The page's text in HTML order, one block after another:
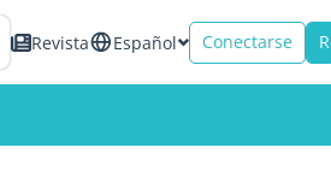
Revista Español Conectarse